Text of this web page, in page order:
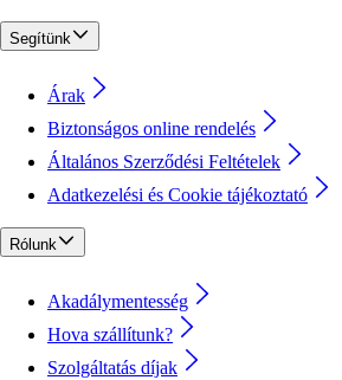
Segítünk
Árak
Biztonságos online rendelés
Általános Szerződési Feltételek
Adatkezelési és Cookie tájékoztató
Rólunk
Akadálymentesség
Hova szállítunk?
Szolgáltatás díjak